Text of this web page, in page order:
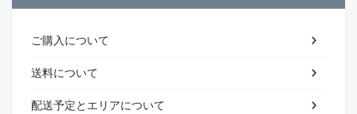
ご購入について
送料について
配送予定とエリアについて